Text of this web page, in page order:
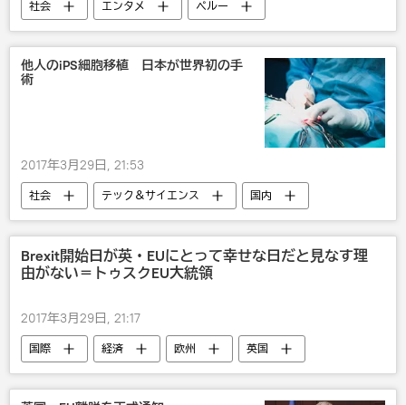
社会 エンタメ
ペルー
驚き
他人のiPS細胞移植 日本が世界初の手
術
2017年3月29日, 21:53
社会 テック＆サイエンス
国内
医療
IT・科学
Brexit開始日が英・EUにとって幸せな日だと見なす理
由がない＝トゥスクEU大統領
2017年3月29日, 21:17
国際 経済 欧州
英国
Brexit： 英国のEU離脱